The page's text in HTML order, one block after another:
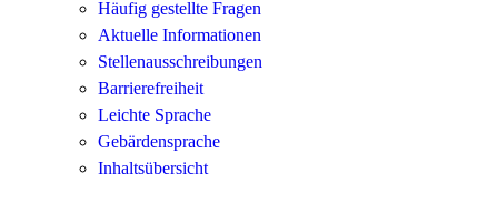
Häufig gestellte Fragen
Aktuelle Informationen
Stellenausschreibungen
Barrierefreiheit
Leichte Sprache
Gebärdensprache
Inhaltsübersicht